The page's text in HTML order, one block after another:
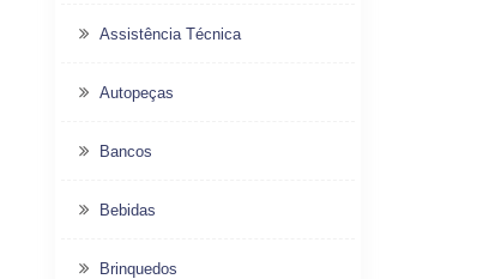
Assistência Técnica
Autopeças
Bancos
Bebidas
Brinquedos